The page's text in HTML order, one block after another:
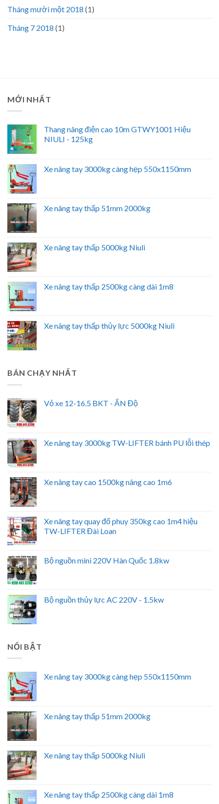
Tháng mười một 2018 (1)
Tháng 7 2018 (1)
MỚI NHẤT
Thang nâng điện cao 10m GTWY1001 Hiệu
NIULI - 125kg
Xe nâng tay 3000kg càng hẹp 550x1150mm
Xe nâng tay thấp 51mm 2000kg
Xe nâng tay thấp 5000kg Niuli
Xe nâng tay thấp 2500kg càng dài 1m8
Xe nâng tay thấp thủy lực 5000kg Niuli
BÁN CHẠY NHẤT
Vỏ xe 12-16.5 BKT - ẤN Độ
Xe nâng tay 3000kg TW-LIFTER bánh PU lỗi thép
Xe nâng tay cao 1500kg nâng cao 1m6
Xe nâng tay quay đổ phuy 350kg cao 1m4 hiệu
TW-LIFTER Đài Loan
Bộ nguồn mini 220V Hàn Quốc 1.8kw
Bộ nguồn thủy lực AC 220V - 1.5kw
NỔI BẬT
Xe nâng tay 3000kg càng hẹp 550x1150mm
Xe nâng tay thấp 51mm 2000kg
Xe nâng tay thấp 5000kg Niuli
Xe nâng tay thấp 2500kg càng dài 1m8